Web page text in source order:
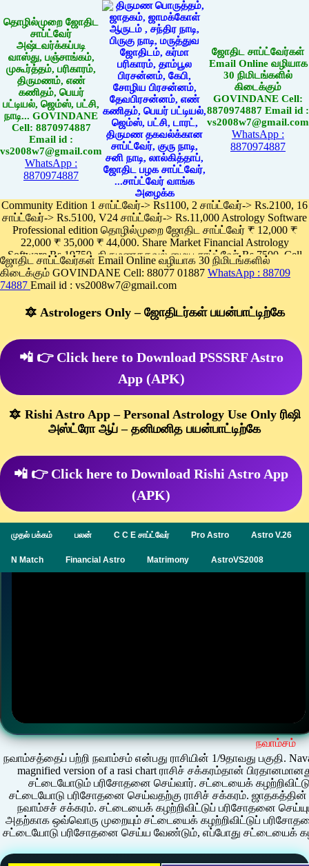
தொழில்முறை ஜோதிட
சாப்ட்வேர்
அஷ்டவர்க்கப்படி
வாஸ்து, பஞ்சாங்கம்,
முகூர்த்தம், பரிகாரம்,
திருமணம், எண்
கணிதம், பெயர்
பட்டியல், ஜெம்ஸ், பட்சி,
நாடி... GOVINDANE
Cell: 8870974887
Email id :
vs2008w7@gmail.com
WhatsApp :
8870974887
ஜோதிட சாப்ட்வேர்கள்
Email Online வழியாக
30 நிமிடங்களில்
கிடைக்கும்
GOVINDANE Cell:
8870974887 Email id :
vs2008w7@gmail.com
WhatsApp :
8870974887
Community Edition 1 சாப்ட்வேர்-> Rs1100, 2 சாப்ட்வேர்-> Rs.2100, 16
சாப்ட்வேர்-> Rs.5100, V24 சாப்ட்வேர்-> Rs.11,000 Astrology Software
Professional edition தொழில்முறை ஜோதிட சாப்ட்வேர் ₹ 12,000 ₹
22,000 ₹ 35,000 ₹ 44,000. Share Market Financial Astrology
Software Rs.19750, திருமணதகவல் மைய சாப்ட்வேர் Rs.7500, Cell
Phone App Rs. 1100
Pay online
ஜோதிட சாப்ட்வேர்கள் Email Online வழியாக 30 நிமிடங்களில்
கிடைக்கும் GOVINDANE Cell: 88077 01887 WhatsApp : 88709
74887 Email id : vs2008w7@gmail.com
🔯 Astrologers Only – ஜோதிடர்கள் பயன்பாட்டிற்கே
📲 👉 Click here to Download PSSSRF Astro
App (APK)
🔯 Rishi Astro App – Personal Astrology Use Only ரிஷி
அஸ்ட்ரோ ஆப் – தனிமனித பயன்பாட்டிற்கே
📲 👉 Click here to Download Rishi Astro App
(APK)
முதல் பக்கம் பலன் C C E சாப்ட்வேர் Pro Astro Astro V.26
N Match Financial Astro Matrimony AstroVS2008
நவாம்சம்
நவாம்சத்தைப் பற்றி நவாம்சம் என்பது ராசியின் 1/9தாவது பகுதி.
magnified version of a rasi chart ராசிச் சக்கரம்தான்
சட்டையோடும் பரிசோதனை செய்வார். சட்டையைக்
சட்டையோடு பரிசோதனை செய்வதற்கு ராசிச் சக்கரம்.
நவாம்சச் சக்கரம். சட்டையைக் கழற்றிவிட்டுப் பரிசோதனை
அதற்காக ஒவ்வொரு முறையும் சட்டையைக் கழற்றிவிட்டுப்
சட்டையோடு பரிசோதனை செய்ய வேண்டும், எப்போது சட்டையைக்